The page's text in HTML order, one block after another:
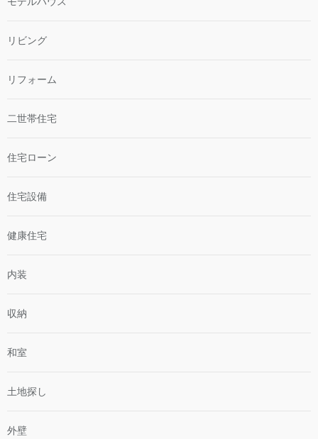
リビング
リフォーム
二世帯住宅
住宅ローン
住宅設備
健康住宅
内装
収納
和室
土地探し
外壁